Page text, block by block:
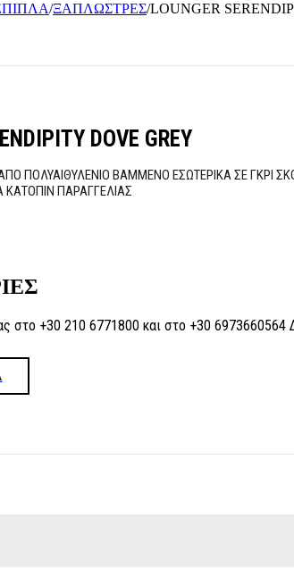
/ΞΑΠΛΩΣΤΡΕΣ/LOUNGER
DOVE GREY
ΑΠΟ ΠΟΛΥΑΙΘΥΛΕΝΙΟ ΒΑΜΜΕΝΟ ΕΣΩΤΕΡΙΚΑ ΣΕ
ΠΑΡΑΓΓΕΛΙΑΣ
στο +30 210 6771800 και στο +30